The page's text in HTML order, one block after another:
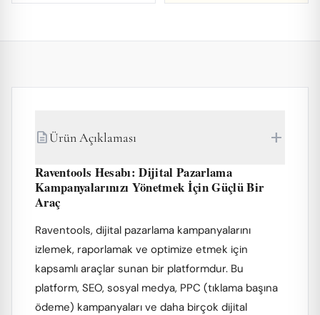
descriptionÜrün Açıklaması add
Raventools Hesabı: Dijital Pazarlama
Kampanyalarınızı Yönetmek İçin Güçlü Bir
Araç
Raventools, dijital pazarlama kampanyalarını
izlemek, raporlamak ve optimize etmek için
kapsamlı araçlar sunan bir platformdur. Bu
platform, SEO, sosyal medya, PPC (tıklama başına
ödeme) kampanyaları ve daha birçok dijital